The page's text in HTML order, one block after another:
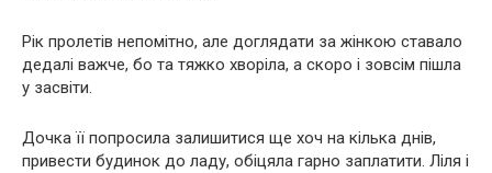
Рік пролетів непомітно, але доглядати за жінкою ставало
дедалі важче, бо та тяжко хворіла, а скоро і зовсім пішла
у засвіти.
Дочка її попросила залишитися ще хоч на кілька днів,
привести будинок до ладу, обіцяла гарно заплатити. Ліля і